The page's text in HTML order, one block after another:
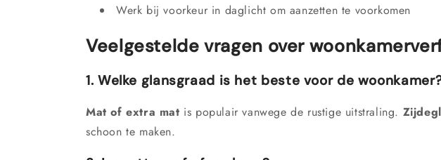
Werk bij voorkeur in daglicht om aanzetten te voorkomen
Veelgestelde vragen over
1. Welke glansgraad is het beste voor de
Mat of extra mat is populair vanwege de rustige uitstraling.
schoon te maken.